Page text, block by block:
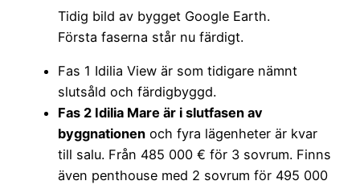
Tidig bild av bygget Google Earth.
Första faserna står nu färdigt.
Fas 1 Idilia View är som tidigare nämnt
slutsåld och färdigbyggd.
Fas 2 Idilia Mare är i slutfasen av
byggnationen och fyra lägenheter är kvar
till salu. Från 485 000 € för 3 sovrum. Finns
även penthouse med 2 sovrum för 495 000